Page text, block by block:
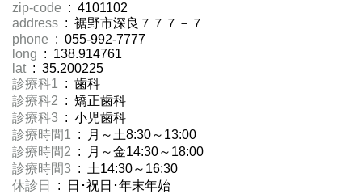
zip-code : 4101102
address : 裾野市深良７７７－７
phone : 055-992-7777
long : 138.914761
lat : 35.200225
診療科1 : 歯科
診療科2 : 矯正歯科
診療科3 : 小児歯科
診療時間1 : 月～土8:30～13:00
診療時間2 : 月～金14:30～18:00
診療時間3 : 土14:30～16:30
休診日
: 日･祝日･年末年始